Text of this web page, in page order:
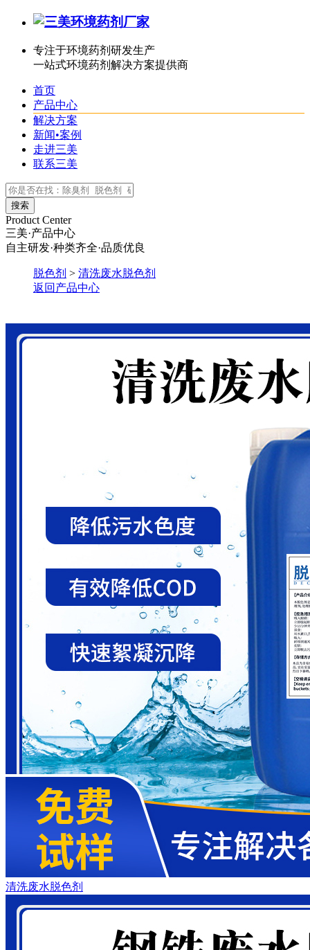
专注于环境药剂研发生产
一站式环境药剂解决方案提供商
首页
产品中心
解决方案
新闻•案例
走进三美
联系三美
Product Center
三美·产品中心
自主研发·种类齐全·品质优良
脱色剂 > 清洗废水脱色剂
返回产品中心
清洗废水脱色剂